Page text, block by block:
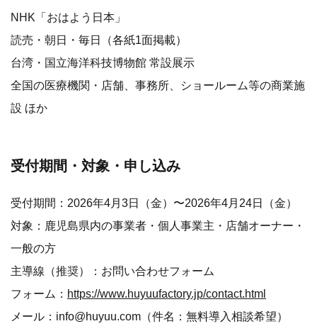
NHK「おはよう日本」
読売・朝日・毎日（各紙1面掲載）
台湾・国立海洋科技博物館 常設展示
全国の医療機関・店舗、事務所、ショールーム等の商業施
設 ほか
受付期間・対象・申し込み
受付期間：2026年4月3日（金）〜2026年4月24日（金）
対象：鹿児島県内の事業者・個人事業主・店舗オーナー・
一般の方
主導線（推奨）：お問い合わせフォーム
フォーム： https://www.huyuufactory.jp/contact.html
メール：info@huyuu.com（件名：無料導入相談希望）